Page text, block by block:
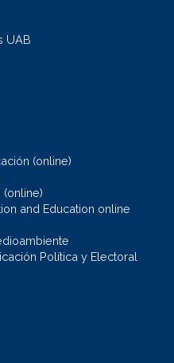
UAB
(online)
and Education online
Política y Electoral